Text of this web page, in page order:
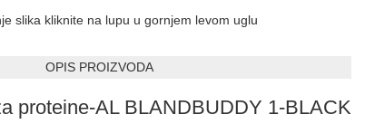
slika kliknite na lupu u gornjem levom uglu
OPIS PROIZVODA
proteine-AL BLANDBUDDY 1-BLACK